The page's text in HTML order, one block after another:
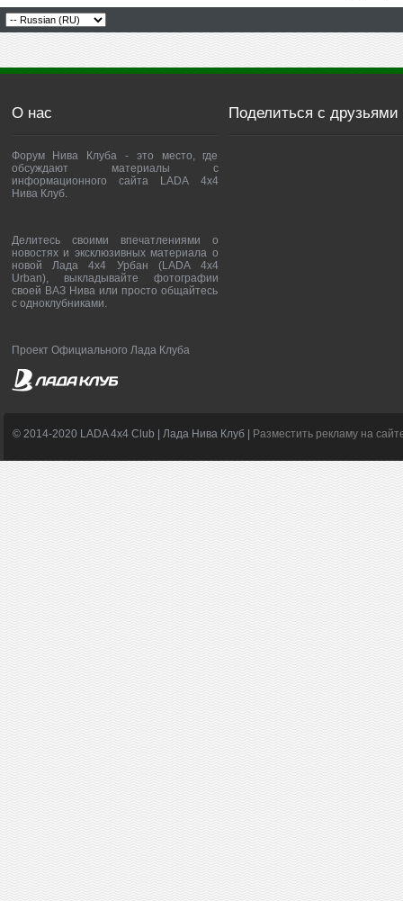
О нас
Форум Нива Клуба - это место, где
обсуждают материалы с
информационного сайта LADA 4x4
Нива Клуб.
Делитесь своими впечатлениями о
новостях и эксклюзивных материала о
новой Лада 4х4 Урбан (LADA 4x4
Urban), выкладывайте фотографии
своей ВАЗ Нива или просто общайтесь
с одноклубниками.
Проект Официального Лада Клуба
Поделиться с друзьями
© 2014-2020 LADA 4x4 Club | Лада Нива Клуб | Разместить рекламу на